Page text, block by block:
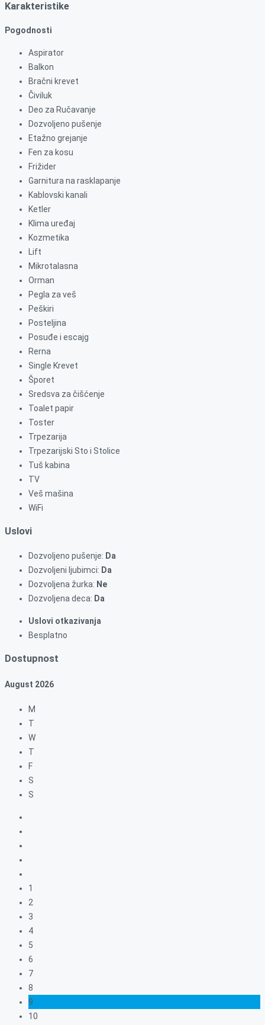
Karakteristike
Pogodnosti
Aspirator
Balkon
Bračni krevet
Čiviluk
Deo za Ručavanje
Dozvoljeno pušenje
Etažno grejanje
Fen za kosu
Frižider
Garnitura na rasklapanje
Kablovski kanali
Ketler
Klima uređaj
Kozmetika
Lift
Mikrotalasna
Orman
Pegla za veš
Peškiri
Posteljina
Posuđe i escajg
Rerna
Single Krevet
Šporet
Sredsva za čišćenje
Toalet papir
Toster
Trpezarija
Trpezarijski Sto i Stolice
Tuš kabina
TV
Veš mašina
WiFi
Uslovi
Dozvoljeno pušenje: Da
Dozvoljeni ljubimci: Da
Dozvoljena žurka: Ne
Dozvoljena deca: Da
Uslovi otkazivanja
Besplatno
Dostupnost
August 2026
M
T
W
T
F
S
S
1
2
3
4
5
6
7
8
9
10